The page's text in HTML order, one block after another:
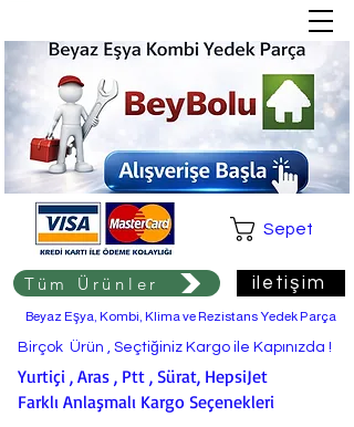
Tüm Ürünler
Beyaz Eşya, Kombi, Klima ve Rezistans Yedek Parça
Sepet
iletişim
Birçok Ürün , Seçtiğiniz Kargo ile Kapınızda !
Yurtiçi , Aras , Ptt , Sürat, HepsiJet
Farklı Anlaşmalı Kargo Seçenekleri